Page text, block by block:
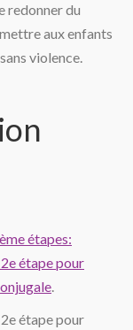
redonner du
aux enfants
violence.
étapes:
2e étape pour
.
2e étape pour